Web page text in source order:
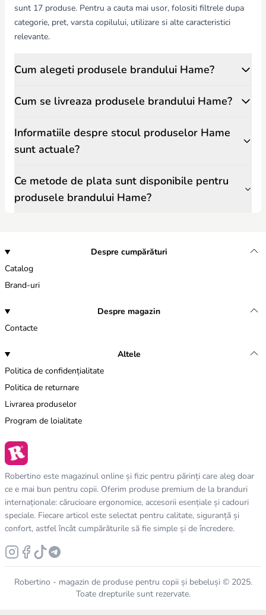
sunt 17 produse. Pentru a cauta mai usor, folositi filtrele dupa
categorie, pret, varsta copilului, utilizare si alte caracteristici
relevante.
Cum alegeti produsele brandului Hame?
Cum se livreaza produsele brandului Hame?
Informatiile despre stocul produselor Hame
sunt actuale?
Ce metode de plata sunt disponibile pentru
produsele brandului Hame?
Despre cumpărături
Catalog
Brand-uri
Despre magazin
Contacte
Altele
Politica de confidențialitate
Politica de returnare
Livrarea produselor
Program de loialitate
Robertino este magazinul online și fizic pentru părinți care aleg doar
ce e mai bun pentru copii. Oferim produse premium de la branduri
internaționale: cărucioare ergonomice, accesorii esențiale și cadouri
speciale. Fiecare articol este selectat pentru calitate, siguranță și
confort, astfel încât cumpărăturile să fie simple și de încredere.
Robertino - magazin de produse pentru copii și bebeluși © 2025.
Toate drepturile sunt rezervate.